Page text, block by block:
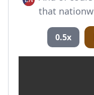
that
0.5x